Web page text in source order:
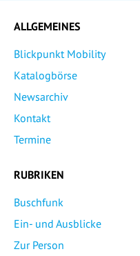
ALLGEMEINES
Blickpunkt Mobility
Katalogbörse
Newsarchiv
Kontakt
Termine
RUBRIKEN
Buschfunk
Ein- und Ausblicke
Zur Person